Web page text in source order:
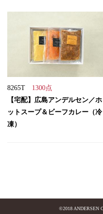
8265T 1300点
【宅配】広島アンデルセン／ホ
ットスープ＆ビーフカレー（冷
凍）
©2018 ANDERSEN